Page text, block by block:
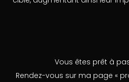
Vous êtes prêt à
Rendez-vous sur ma page «